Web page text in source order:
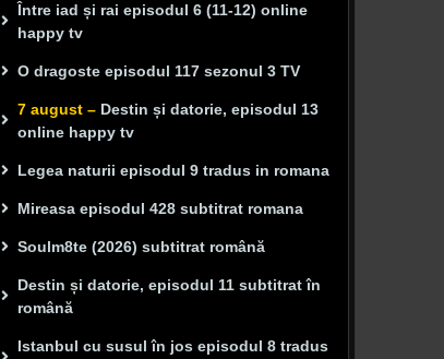
Între iad și rai episodul 6 (11-12) online
happy tv
O dragoste episodul 117 sezonul 3 TV
7 august – Destin și datorie, episodul 13
online happy tv
Legea naturii episodul 9 tradus in romana
Mireasa episodul 428 subtitrat romana
Soulm8te (2026) subtitrat română
Destin și datorie, episodul 11 subtitrat în
română
Istanbul cu susul în jos episodul 8 tradus